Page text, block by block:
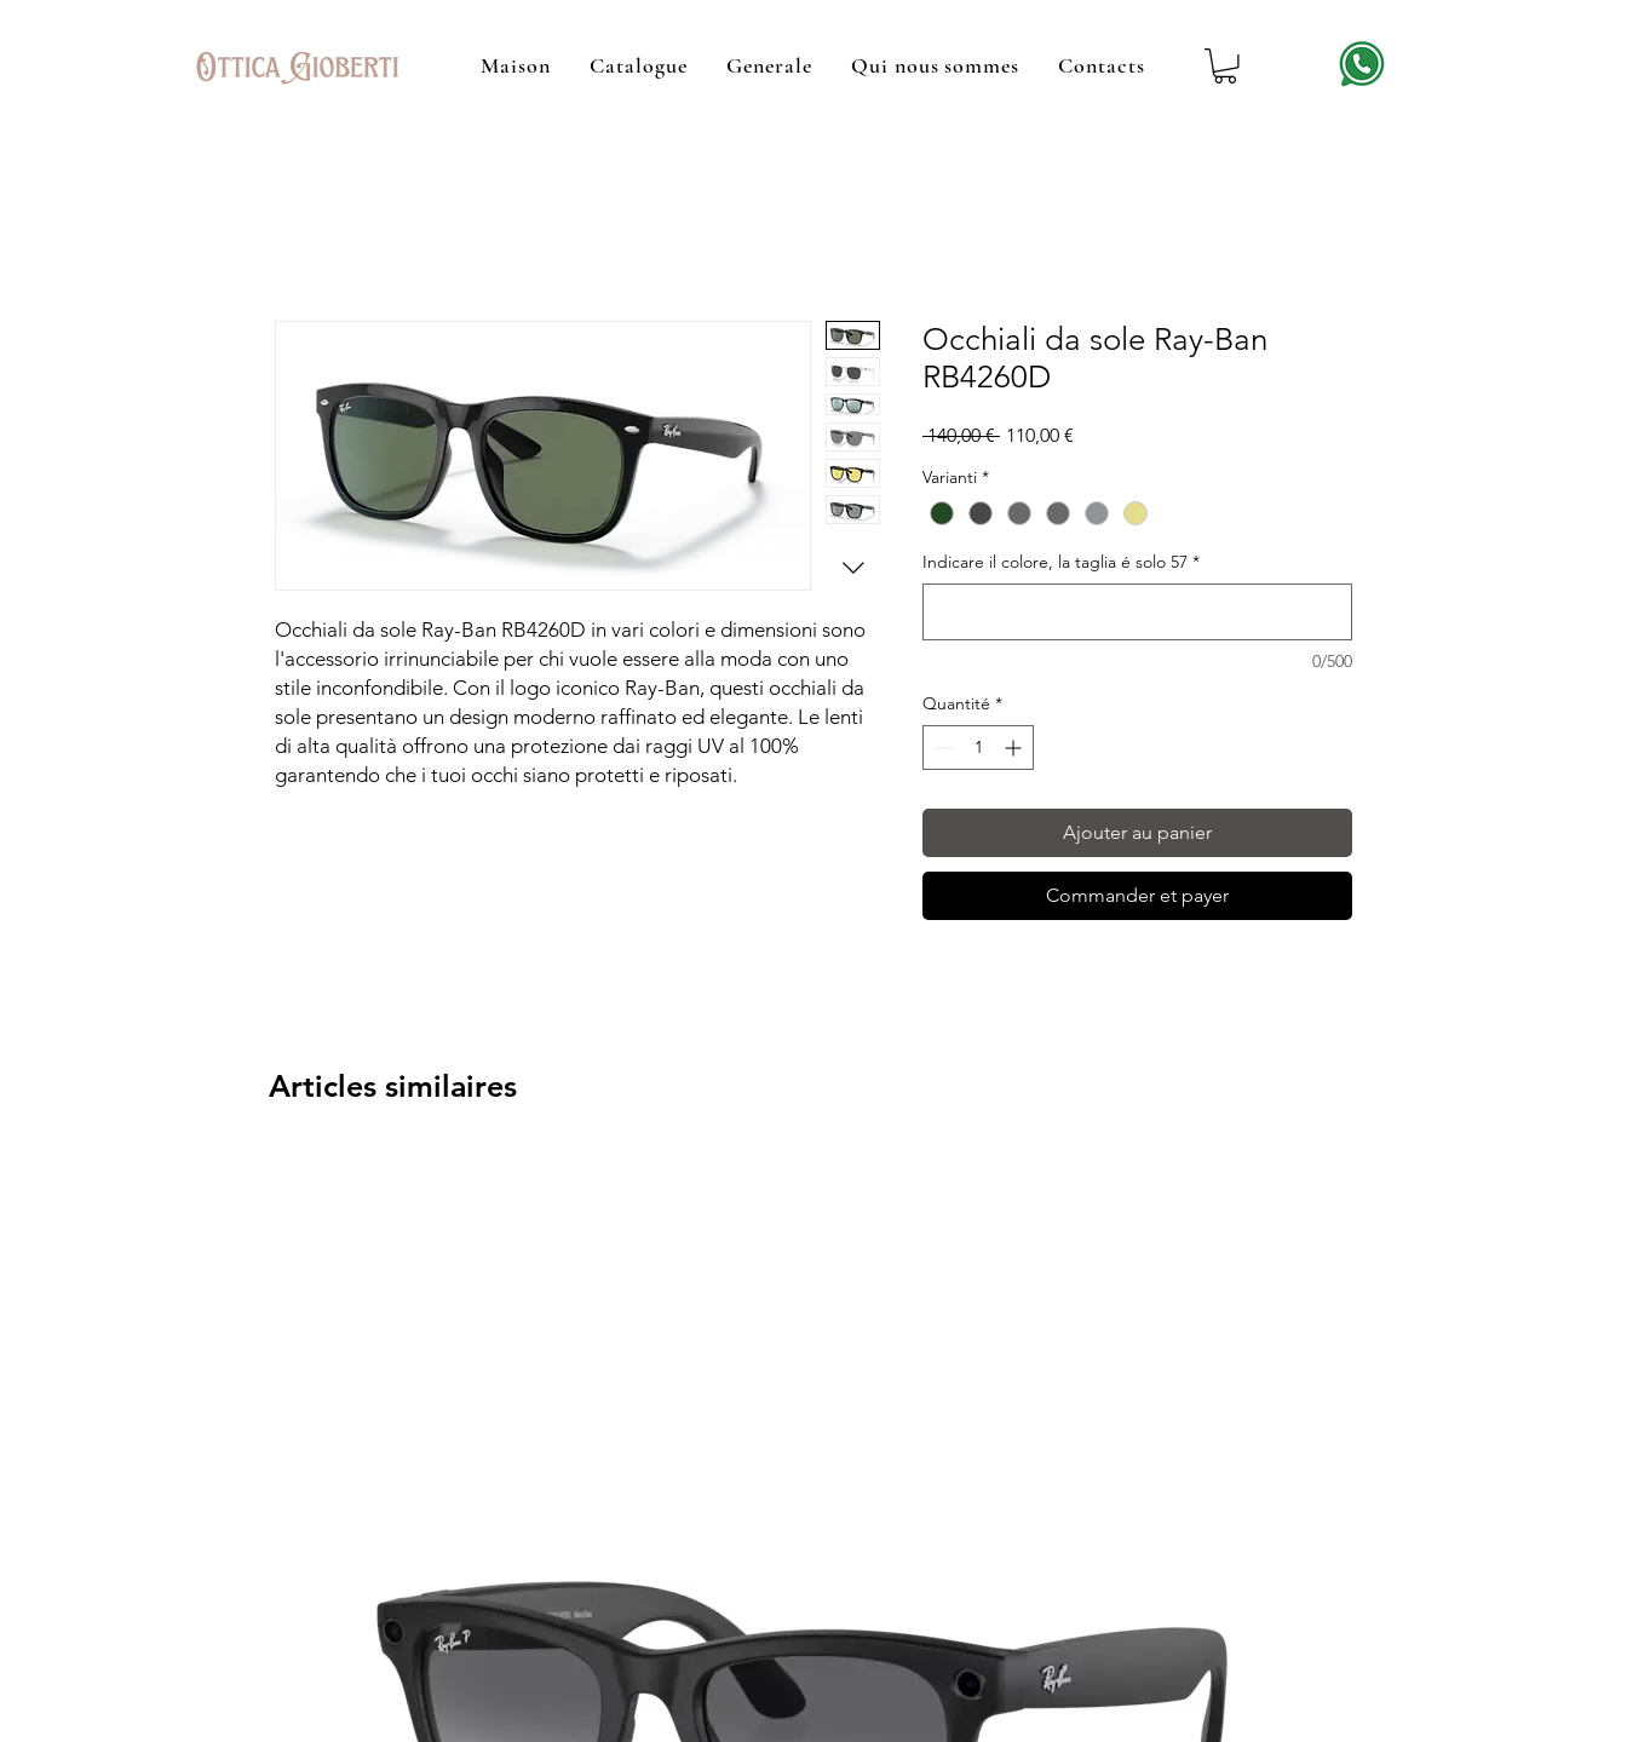
Maison Catalogue Generale Qui nous sommes Contacts
Occhiali da sole Ray-Ban RB4260D in vari colori e dimensioni sono
l'accessorio irrinunciabile per chi vuole essere alla moda con uno
stile inconfondibile. Con il logo iconico Ray-Ban, questi occhiali da
sole presentano un design moderno raffinato ed elegante. Le lenti
di alta qualità offrono una protezione dai raggi UV al 100%
garantendo che i tuoi occhi siano protetti e riposati.
Occhiali da sole Ray-Ban
RB4260D
140,00 € Prix
110,00 €
Varianti *
Indicare il colore, la taglia é solo 57 *
0/500
Quantité *
Ajouter au panier
Commander et payer
Articles similaires